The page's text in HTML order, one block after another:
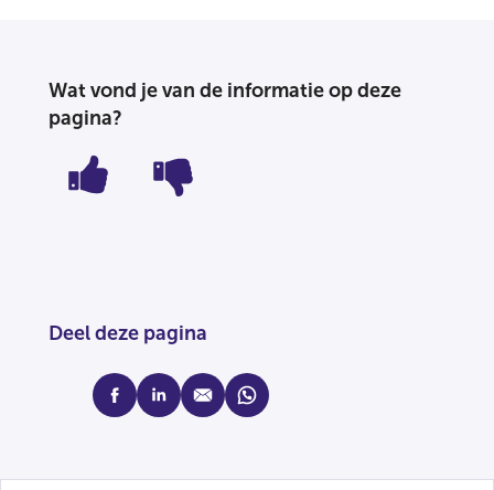
Wat vond je van de informatie op deze
pagina?
Deel deze pagina
facebooklinkedinmail whatsapp